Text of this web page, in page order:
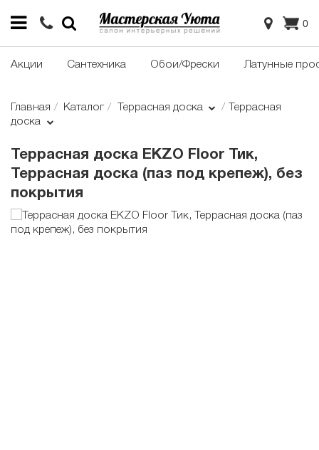
0
Акции Сантехника Обои/Фрески Латунные
Главная Каталог Террасная доска
Террасная
доска
Террасная доска EKZO Floor Тик,
Террасная доска (паз под крепеж), без
покрытия